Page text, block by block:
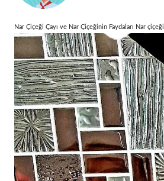
Nar Çiçeği Çayı ve Nar Çiçeğinin Faydaları Nar